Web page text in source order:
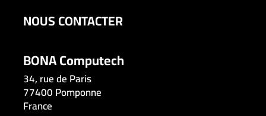
NOUS CONTACTER
BONA Computech
34, rue de Paris
77400 Pomponne
France